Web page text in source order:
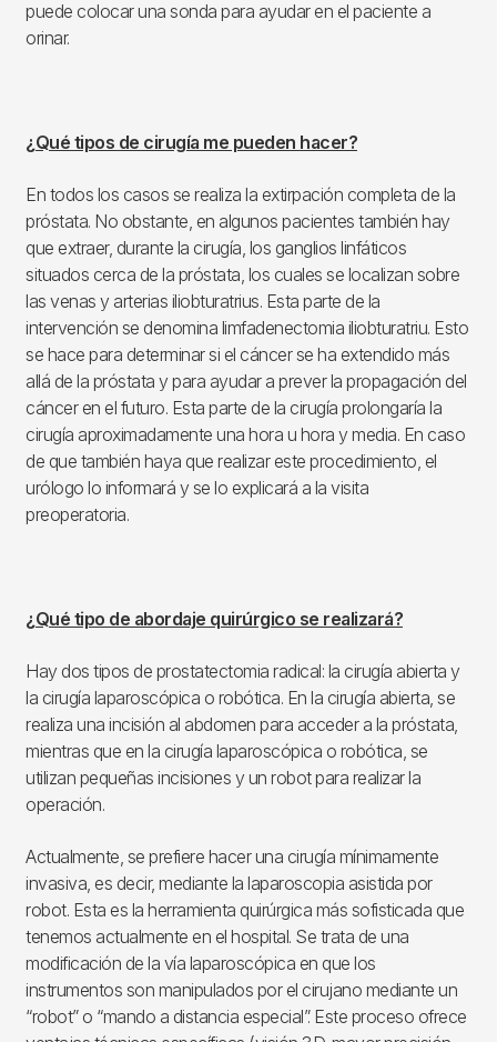
puede colocar una sonda para ayudar en el paciente a
orinar.
¿Qué tipos de cirugía me pueden hacer?
En todos los casos se realiza la extirpación completa de la
próstata. No obstante, en algunos pacientes también hay
que extraer, durante la cirugía, los ganglios linfáticos
situados cerca de la próstata, los cuales se localizan sobre
las venas y arterias iliobturatrius. Esta parte de la
intervención se denomina limfadenectomia iliobturatriu. Esto
se hace para determinar si el cáncer se ha extendido más
allá de la próstata y para ayudar a prever la propagación del
cáncer en el futuro. Esta parte de la cirugía prolongaría la
cirugía aproximadamente una hora u hora y media. En caso
de que también haya que realizar este procedimiento, el
urólogo lo informará y se lo explicará a la visita
preoperatoria.
¿Qué tipo de abordaje quirúrgico se realizará?
Hay dos tipos de prostatectomia radical: la cirugía abierta y
la cirugía laparoscópica o robótica. En la cirugía abierta, se
realiza una incisión al abdomen para acceder a la próstata,
mientras que en la cirugía laparoscópica o robótica, se
utilizan pequeñas incisiones y un robot para realizar la
operación.
Actualmente, se prefiere hacer una cirugía mínimamente
invasiva, es decir, mediante la laparoscopia asistida por
robot. Esta es la herramienta quirúrgica más sofisticada que
tenemos actualmente en el hospital. Se trata de una
modificación de la vía laparoscópica en que los
instrumentos son manipulados por el cirujano mediante un
“robot” o “mando a distancia especial”. Este proceso ofrece